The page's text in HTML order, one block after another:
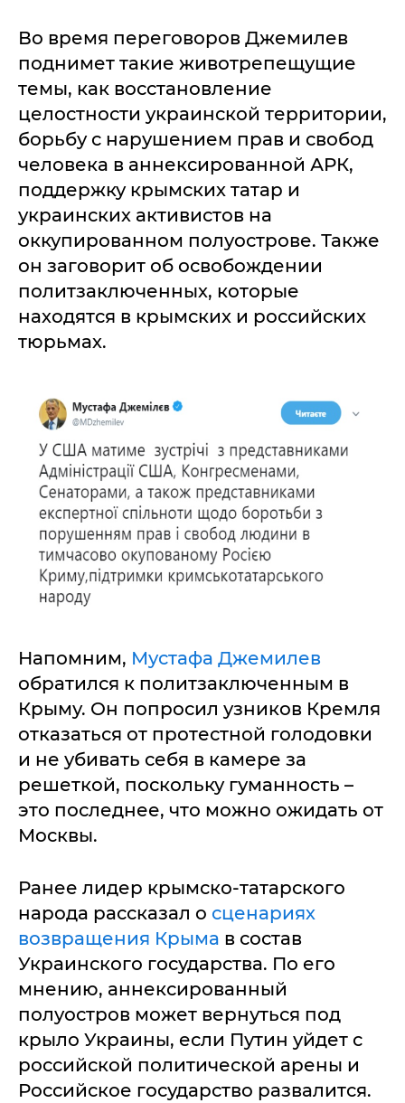
Во время переговоров Джемилев
поднимет такие животрепещущие
темы, как восстановление
целостности украинской территории,
борьбу с нарушением прав и свобод
человека в аннексированной АРК,
поддержку крымских татар и
украинских активистов на
оккупированном полуострове. Также
он заговорит об освобождении
политзаключенных, которые
находятся в крымских и российских
тюрьмах.
Напомним, Мустафа Джемилев
обратился к политзаключенным в
Крыму. Он попросил узников Кремля
отказаться от протестной голодовки
и не убивать себя в камере за
решеткой, поскольку гуманность –
это последнее, что можно ожидать от
Москвы.
Ранее лидер крымско-татарского
народа рассказал о сценариях
возвращения Крыма в состав
Украинского государства. По его
мнению, аннексированный
полуостров может вернуться под
крыло Украины, если Путин уйдет с
российской политической арены и
Российское государство развалится.